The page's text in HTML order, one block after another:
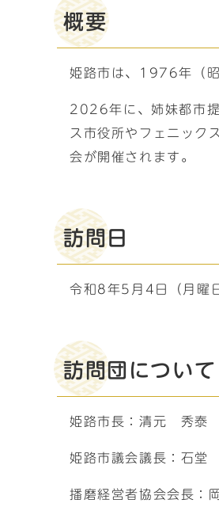
概要
姫路市は、1976年（
2026年に、姉妹都市
ス市役所やフェニック
会が開催されます。
訪問日
令和8年5月4日（月曜
訪問団について
姫路市長：清元 秀泰
姫路市議会議長：石堂
播磨経営者協会会長：